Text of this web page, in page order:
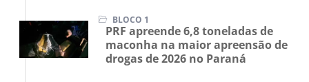
BLOCO 1
PRF apreende 6,8 toneladas de
maconha na maior apreensão de
drogas de 2026 no Paraná